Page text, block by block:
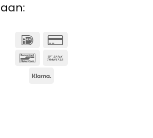
aan:
IDeal
Bancontact
Klarna